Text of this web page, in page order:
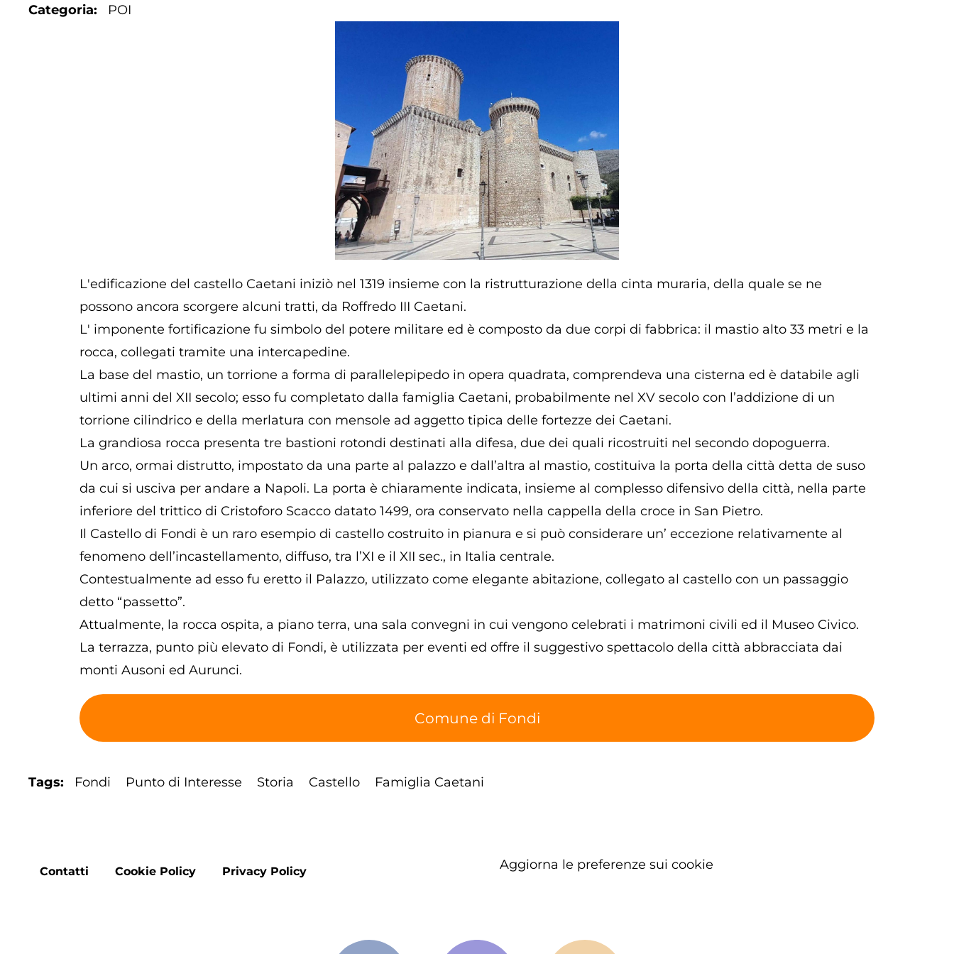
Categoria POI
L'edificazione del castello Caetani iniziò nel 1319 insieme con la ristrutturazione della cinta muraria, della quale se ne
possono ancora scorgere alcuni tratti, da Roffredo III Caetani.
L' imponente fortificazione fu simbolo del potere militare ed è composto da due corpi di fabbrica: il mastio alto 33 metri e la
rocca, collegati tramite una intercapedine.
La base del mastio, un torrione a forma di parallelepipedo in opera quadrata, comprendeva una cisterna ed è databile agli
ultimi anni del XII secolo; esso fu completato dalla famiglia Caetani, probabilmente nel XV secolo con l’addizione di un
torrione cilindrico e della merlatura con mensole ad aggetto tipica delle fortezze dei Caetani.
La grandiosa rocca presenta tre bastioni rotondi destinati alla difesa, due dei quali ricostruiti nel secondo dopoguerra.
Un arco, ormai distrutto, impostato da una parte al palazzo e dall’altra al mastio, costituiva la porta della città detta de suso
da cui si usciva per andare a Napoli. La porta è chiaramente indicata, insieme al complesso difensivo della città, nella parte
inferiore del trittico di Cristoforo Scacco datato 1499, ora conservato nella cappella della croce in San Pietro.
Il Castello di Fondi è un raro esempio di castello costruito in pianura e si può considerare un’ eccezione relativamente al
fenomeno dell’incastellamento, diffuso, tra l’XI e il XII sec., in Italia centrale.
Contestualmente ad esso fu eretto il Palazzo, utilizzato come elegante abitazione, collegato al castello con un passaggio
detto “passetto”.
Attualmente, la rocca ospita, a piano terra, una sala convegni in cui vengono celebrati i matrimoni civili ed il Museo Civico.
La terrazza, punto più elevato di Fondi, è utilizzata per eventi ed offre il suggestivo spettacolo della città abbracciata dai
monti Ausoni ed Aurunci.
Comune di Fondi
Tags Fondi Punto di Interesse Storia Castello Famiglia Caetani
Footer
Contatti Cookie Policy Privacy Policy Aggiorna le preferenze sui cookie